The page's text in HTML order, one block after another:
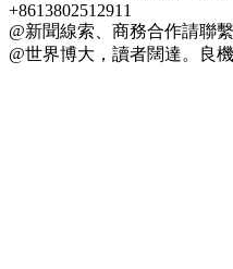
+8613802512911
@新聞線索、商務合作請聯繫
@世界博大，讀者闊達。良